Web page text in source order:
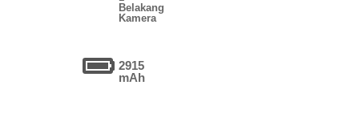
Belakang
Kamera
2915
mAh